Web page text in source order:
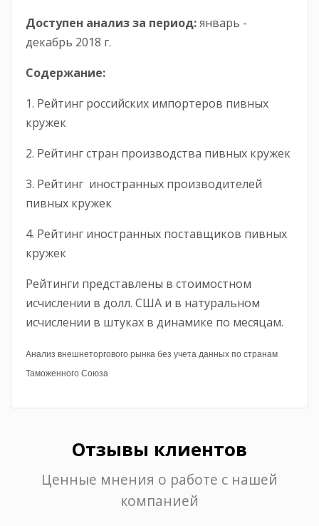
Доступен анализ за период:январь -
декабрь 2018 г.
Содержание:
1. Рейтинг российских импортеров пивных
кружек
2. Рейтинг стран производства пивных кружек
3. Рейтинг иностранных производителей
пивных кружек
4. Рейтинг иностранных поставщиков пивных
кружек
Рейтинги представлены в стоимостном
исчислении в долл. США и в натуральном
исчислении в штуках в динамике по месяцам.
Анализ внешнеторгового рынка без учета данных по странам
Таможенного Союза
Отзывы клиентов
Ценные мнения о работе с нашей
компанией